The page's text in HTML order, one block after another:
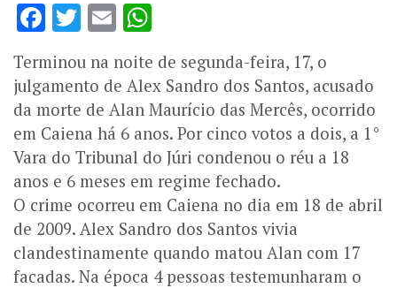
Facebook
Twitter
Email
Terminou na noite de segunda-feira, 17, o
julgamento de Alex Sandro dos Santos, acusado
da morte de Alan Maurício das Mercês, ocorrido
em Caiena há 6 anos. Por cinco votos a dois, a 1°
Vara do Tribunal do Júri condenou o réu a 18
anos e 6 meses em regime fechado.
O crime ocorreu em Caiena no dia em 18 de abril
de 2009. Alex Sandro dos Santos vivia
clandestinamente quando matou Alan com 17
facadas. Na época 4 pessoas testemunharam o